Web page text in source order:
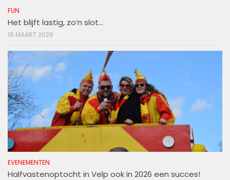
FUN
Het blijft lastig, zo’n slot…
16 MAART 2026
EVENEMENTEN
Halfvastenoptocht in Velp ook in 2026 een succes!